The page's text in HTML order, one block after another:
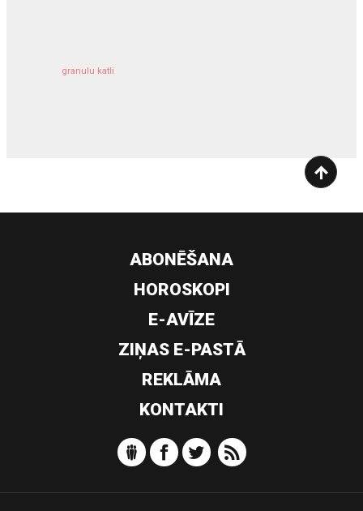
granulu katli
ABONĒŠANA
HOROSKOPI
E-AVĪZE
ZIŅAS E-PASTĀ
REKLĀMA
KONTAKTI